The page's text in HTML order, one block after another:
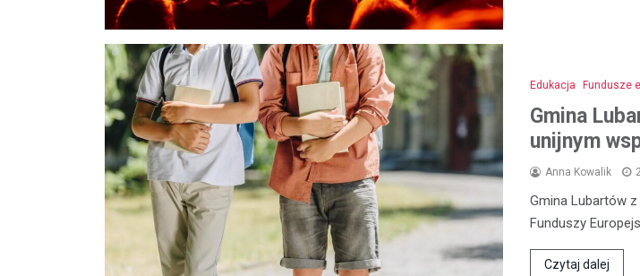
Edukacja Fundusze
Gmina
unijnym
Anna Kowalik
Gmina Lubartów
Funduszy
Czytaj dalej